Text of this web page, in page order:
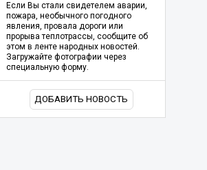
Если Вы стали свидетелем аварии,
пожара, необычного погодного
явления, провала дороги или
прорыва теплотрассы, сообщите об
этом в ленте народных новостей.
Загружайте фотографии через
специальную форму.
ДОБАВИТЬ НОВОСТЬ